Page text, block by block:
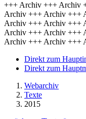
+++ Archiv +++ Archiv
Archiv +++ Archiv +++
Archiv +++ Archiv +++
Archiv +++ Archiv +++
Archiv +++ Archiv +++
Direkt zum
Direkt zum
Webarchiv
Texte
2015